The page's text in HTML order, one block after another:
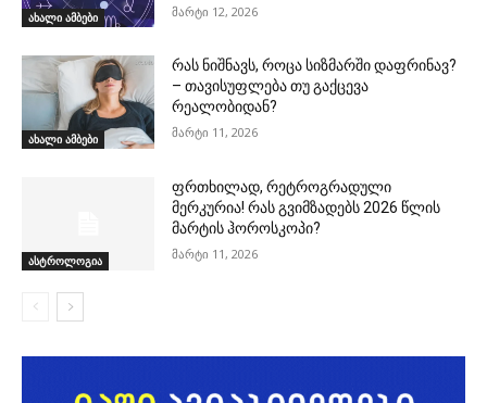
ახალი ამბები მარტი 12, 2026
ახალი ამბები
რას ნიშნავს, როცა სიზმარში დაფრინავ?
– თავისუფლება თუ გაქცევა
რეალობიდან?
მარტი 11, 2026
ასტროლოგია
ფრთხილად, რეტროგრადული
მერკურია! რას გვიმზადებს 2026 წლის
მარტის ჰოროსკოპი?
მარტი 11, 2026